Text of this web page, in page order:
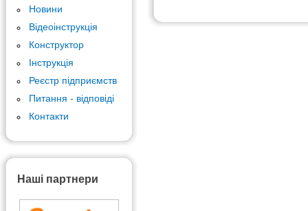
Новини
Відеоінструкція
Конструктор
Інструкція
Реєстр підприємств
Питання - відповіді
Контакти
Наші партнери